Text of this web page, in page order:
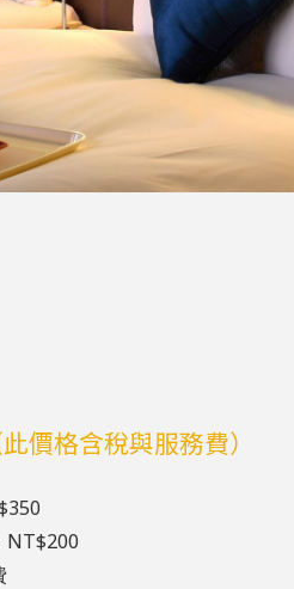
價格含稅與服務費）
NT$200